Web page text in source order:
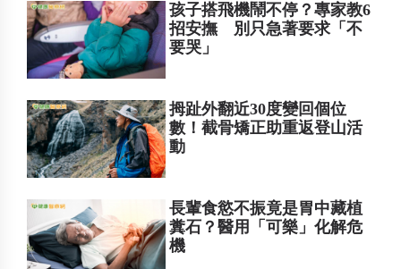
孩子搭飛機鬧不停？專家教6
招安撫 別只急著要求「不
要哭」
拇趾外翻近30度變回個位
數！截骨矯正助重返登山活
動
長輩食慾不振竟是胃中藏植
糞石？醫用「可樂」化解危
機